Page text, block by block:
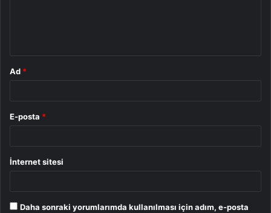
Ad *
E-posta *
İnternet sitesi
Daha sonraki yorumlarımda kullanılması için adım, e-posta